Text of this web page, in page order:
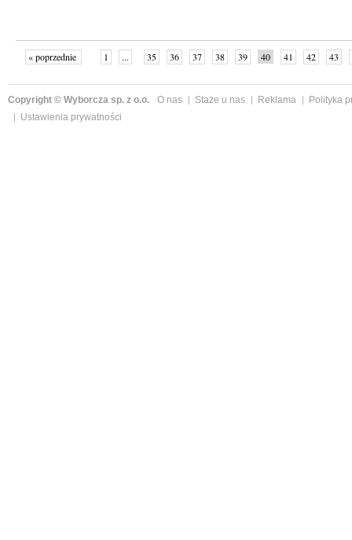
« poprzednie 1 ... 35 36 37 38 39 40 41 42 43
Copyright © Wyborcza sp. z o.o. O nas Staże u nas Reklama
Polityka
Ustawienia prywatności